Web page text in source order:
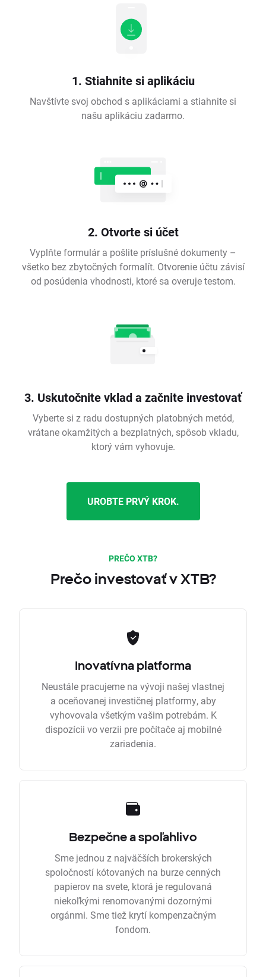
1. Stiahnite si aplikáciu
Navštívte svoj obchod s aplikáciami a stiahnite si
našu aplikáciu zadarmo.
2. Otvorte si účet
Vyplňte formulár a pošlite príslušné dokumenty –
všetko bez zbytočných formalít. Otvorenie účtu závisí
od posúdenia vhodnosti, ktoré sa overuje testom.
3. Uskutočnite vklad a začnite investovať
Vyberte si z radu dostupných platobných metód,
vrátane okamžitých a bezplatných, spôsob vkladu,
ktorý vám vyhovuje.
UROBTE PRVÝ KROK.
PREČO XTB?
Prečo investovať v XTB?
Inovatívna platforma
Neustále pracujeme na vývoji našej vlastnej
a oceňovanej investičnej platformy, aby
vyhovovala všetkým vašim potrebám. K
dispozícii vo verzii pre počítače aj mobilné
zariadenia.
Bezpečne a spoľahlivo
Sme jednou z najväčších brokerských
spoločností kótovaných na burze cenných
papierov na svete, ktorá je regulovaná
niekoľkými renomovanými dozornými
orgánmi. Sme tiež krytí kompenzačným
fondom.